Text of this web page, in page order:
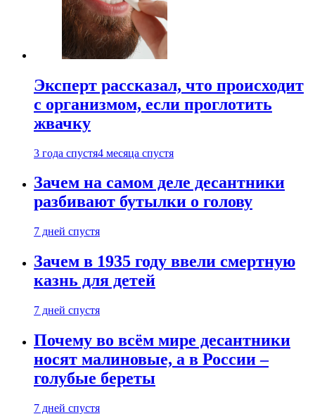
Эксперт рассказал, что происходит
с организмом, если проглотить
жвачку
3 года спустя4 месяца спустя
Зачем на самом деле десантники
разбивают бутылки о голову
7 дней спустя
Зачем в 1935 году ввели смертную
казнь для детей
7 дней спустя
Почему во всём мире десантники
носят малиновые, а в России –
голубые береты
7 дней спустя